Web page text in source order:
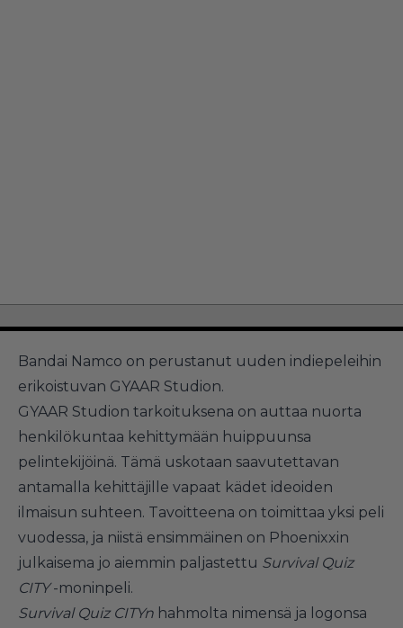
Bandai Namco on perustanut uuden indiepeleihin
erikoistuvan GYAAR Studion.
GYAAR Studion tarkoituksena on auttaa nuorta
henkilökuntaa kehittymään huippuunsa
pelintekijöinä. Tämä uskotaan saavutettavan
antamalla kehittäjille vapaat kädet ideoiden
ilmaisun suhteen. Tavoitteena on toimittaa yksi peli
vuodessa, ja niistä ensimmäinen on Phoenixxin
julkaisema jo aiemmin paljastettu Survival Quiz
CITY-moninpeli.
Survival Quiz CITYn hahmolta nimensä ja logonsa